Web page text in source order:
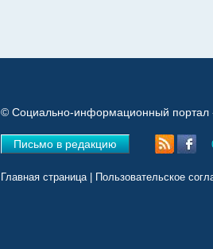
© Социально-информационный портал
Письмо в редакцию
Главная страница| Пользовательское